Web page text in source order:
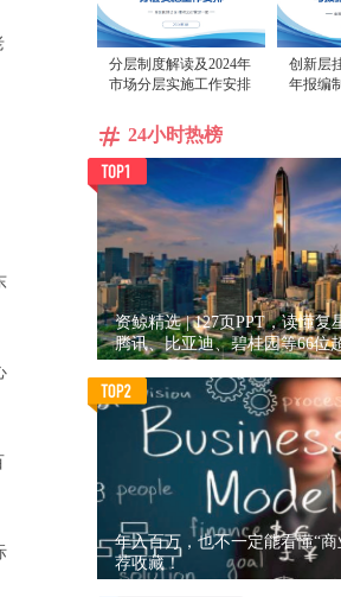
分层制度解读及2024年
市场分层实施工作安排
创新层
年报编
24小时热榜
资鲸精选 | 127页PPT，读懂复
腾讯、比亚迪、碧桂园等66位
头未来产业布局！（非常值得
年入百万，也不一定能看懂“
荐收藏！